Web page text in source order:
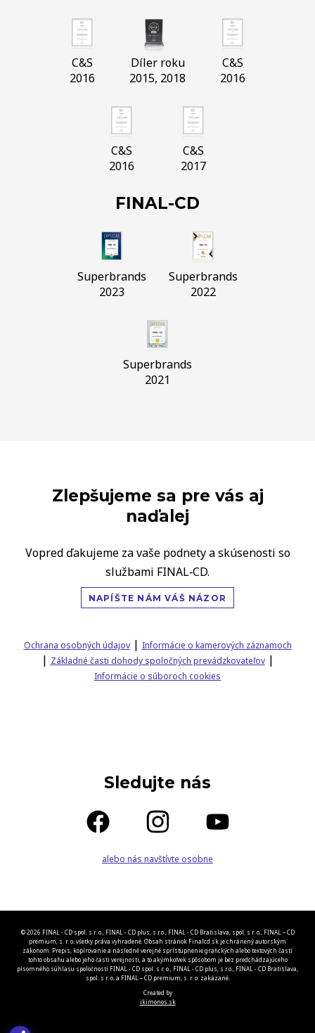
C&S
2016
Díler roku
2015, 2018
C&S
2016
C&S
2016
C&S
2017
FINAL-CD
Superbrands
2023
Superbrands
2022
Superbrands
2021
Zlepšujeme sa pre vás aj
naďalej
Vopred ďakujeme za vaše podnety a skúsenosti so
službami FINAL‑CD.
NAPÍŠTE NÁM VÁŠ NÁZOR
Ochrana osobných údajov| Informácie o kamerových záznamoch
| Základné časti dohody spoločných prevádzkovateľov|
Informácie o súboroch cookies
Sledujte nás
alebo nás navštívte osobne
© 2026 FINAL - CD spol. s r. o., FINAL - CD plus, s.r.o., FINAL - CD Bratislava, spol. s r. o., FINAL – CD
premium, s. r. o. všetky práva vyhradené. Obsah stránok Finalcd.sk je chránený autorským
zákonom. Prepis, kopírovanie a následné verejné sprístupnenie grafických alebo textových častí
tohto obsahu alebo jeho časti verejnosti, a to akýmkoľvek spôsobom je bez predchádzajúceho
písomného súhlasu spoločností FINAL - CD spol. s r. o., FINAL - CD plus, s.r.o., FINAL - CD Bratislava,
spol. s r. o. a FINAL – CD premium, s. r. o. zakázané.
Created by
ikimonos.sk